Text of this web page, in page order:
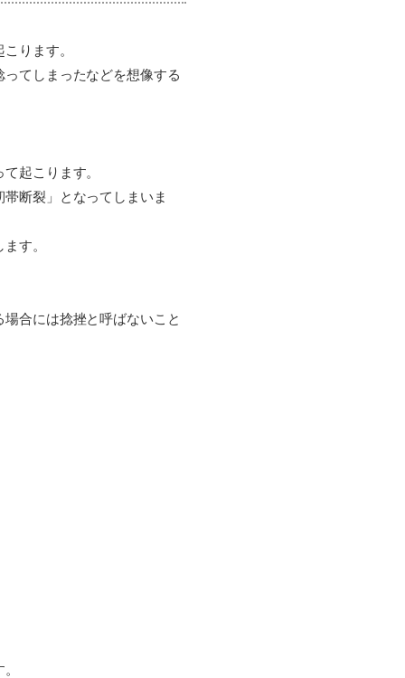
ります。
てしまったなどを想像する
起こります。
断裂」となってしまいま
す。
合には捻挫と呼ばないこと